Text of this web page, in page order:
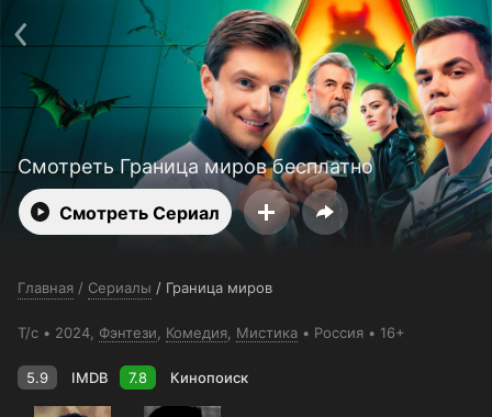
Смотреть Граница миров бесплатно
Смотреть Сериал
Главная / Сериалы / Граница миров
Т/с 2024, Фэнтези Комедия Мистика Россия 16+
5.9 IMDB 7.8 Кинопоиск
support@24h.tv
О сервисе
Пользовательское соглашение
Политика конфиденциальности
Для партнёров
Открыть приложение
Ввести промокод
Установить на ТВ
Бесплатные каналы Контакты